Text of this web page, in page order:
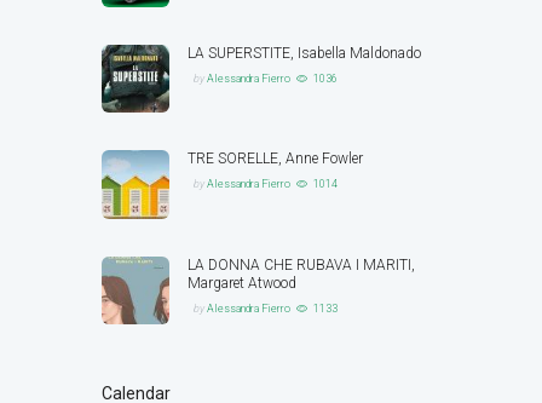
LA SUPERSTITE, Isabella Maldonado
byAlessandra Fierro 1036
TRE SORELLE, Anne Fowler
byAlessandra Fierro 1014
LA DONNA CHE RUBAVA I MARITI,
Margaret Atwood
byAlessandra Fierro 1133
Calendar